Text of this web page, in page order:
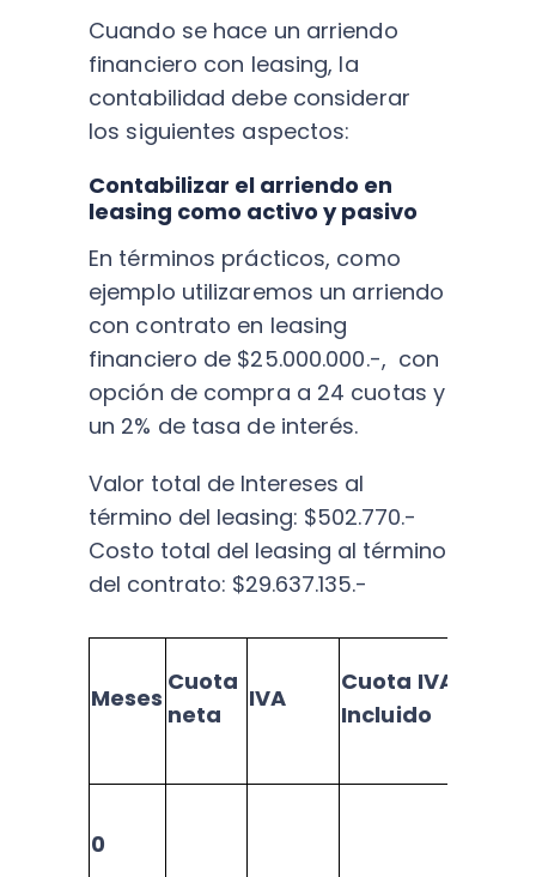
Cuando se hace un arriendo
financiero con leasing, la
contabilidad debe considerar
los siguientes aspectos:
Contabilizar el arriendo en
leasing como activo y pasivo
En términos prácticos, como
ejemplo utilizaremos un arriendo
con contrato en leasing
financiero de $25.000.000.-, con
opción de compra a 24 cuotas y
un 2% de tasa de interés.
Valor total de Intereses al
término del leasing: $502.770.-
Costo total del leasing al término
del contrato: $29.637.135.-
Meses
Cuota
neta
IVA
Cuota IVA
Incluido
0